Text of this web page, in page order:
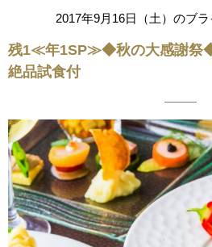
2017年9月16日（土）のブ
残1≪年1SP≫◆秋の大感謝祭
絶品試食付